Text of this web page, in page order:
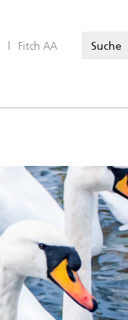
| Fitch AA